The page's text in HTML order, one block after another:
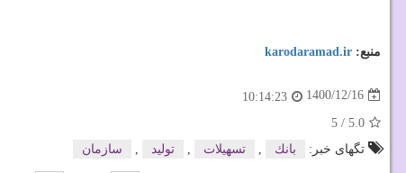
منبع: karodaramad.ir
1400/12/16
10:14:23
5.0
/
5
تگهای خبر:
بانك تسهیلات تولید سازمان